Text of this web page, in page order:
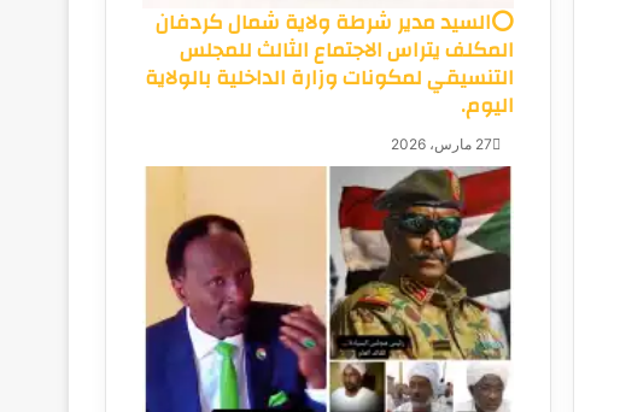
⭕السيد مدير شرطة ولاية شمال كردفان
المكلف يتراس الاجتماع الثالث للمجلس
التنسيقي لمكونات وزارة الداخلية بالولاية
اليوم.
27 مارس، 2026